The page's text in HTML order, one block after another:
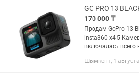
GO PRO 13
170 000 ₸
Продам GoPro 13
insta360 x4-5 Камера абсолютно новая
включалась всего
идеальное: без
Шымкент, 1 августа